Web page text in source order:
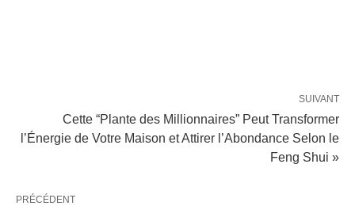
SUIVANT
Cette “Plante des Millionnaires” Peut Transformer
l’Énergie de Votre Maison et Attirer l’Abondance Selon le
Feng Shui »
PRÉCÉDENT